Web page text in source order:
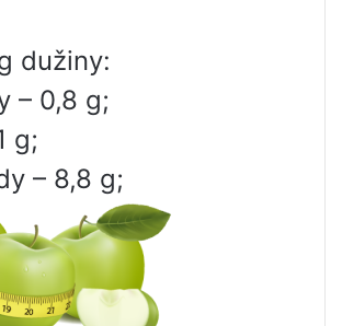
dužiny:
– 0,8 g;
g;
– 8,8 g;